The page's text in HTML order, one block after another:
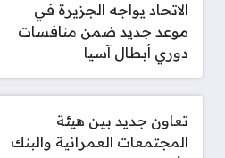
الاتحاد يواجه الجزيرة في
موعد جديد ضمن منافسات
دوري أبطال آسيا
تعاون جديد بين هيئة
المجتمعات العمرانية والبنك